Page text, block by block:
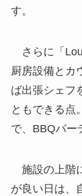
す。
さらに「
厨房設備とカ
ば出張シェフ
ともできる点
で、BBQパー
施設の上階
が良い日は、